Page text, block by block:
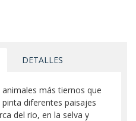
DETALLES
más tiernos que
diferentes paisajes
del rio, en la selva y